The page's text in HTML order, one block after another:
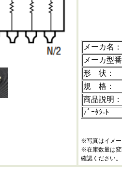
メーカ名：
メーカ型
形 状：
規 格：
商品説明：
ﾃﾞｰﾀｼ-ﾄ
※写真はイメ
※在庫数量は変
確認ください。